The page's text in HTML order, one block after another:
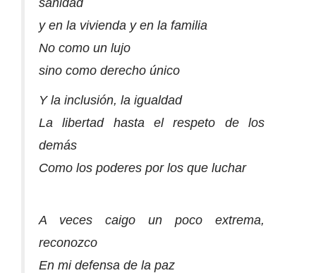
sanidad
y en la vivienda y en la familia
No como un lujo
sino como derecho único
Y la inclusión, la igualdad
La libertad hasta el respeto de los
demás
Como los poderes por los que luchar
A veces caigo un poco extrema,
reconozco
En mi defensa de la paz